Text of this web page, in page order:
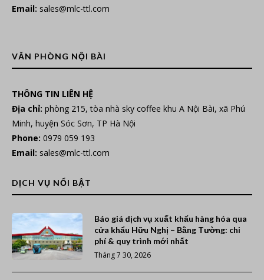
Email: sales@mlc-ttl.com
VĂN PHÒNG NỘI BÀI
THÔNG TIN LIÊN HỆ
Địa chỉ: phòng 215, tòa nhà sky coffee khu A Nội Bài, xã Phú
Minh, huyện Sóc Sơn, TP Hà Nội
Phone: 0979 059 193
Email: sales@mlc-ttl.com
DỊCH VỤ NỔI BẬT
Báo giá dịch vụ xuất khẩu hàng hóa qua
cửa khẩu Hữu Nghị – Bằng Tường: chi
phí & quy trình mới nhất
Tháng 7 30, 2026